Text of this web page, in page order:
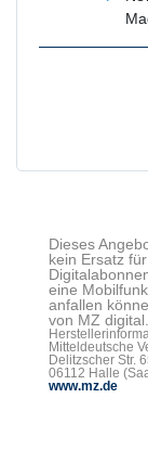
Dieses
kein Ersatz
eine
anfallen
von MZ digital.
Mitteldeutsche
Delitzscher Str.
06112 Halle
www.mz.de